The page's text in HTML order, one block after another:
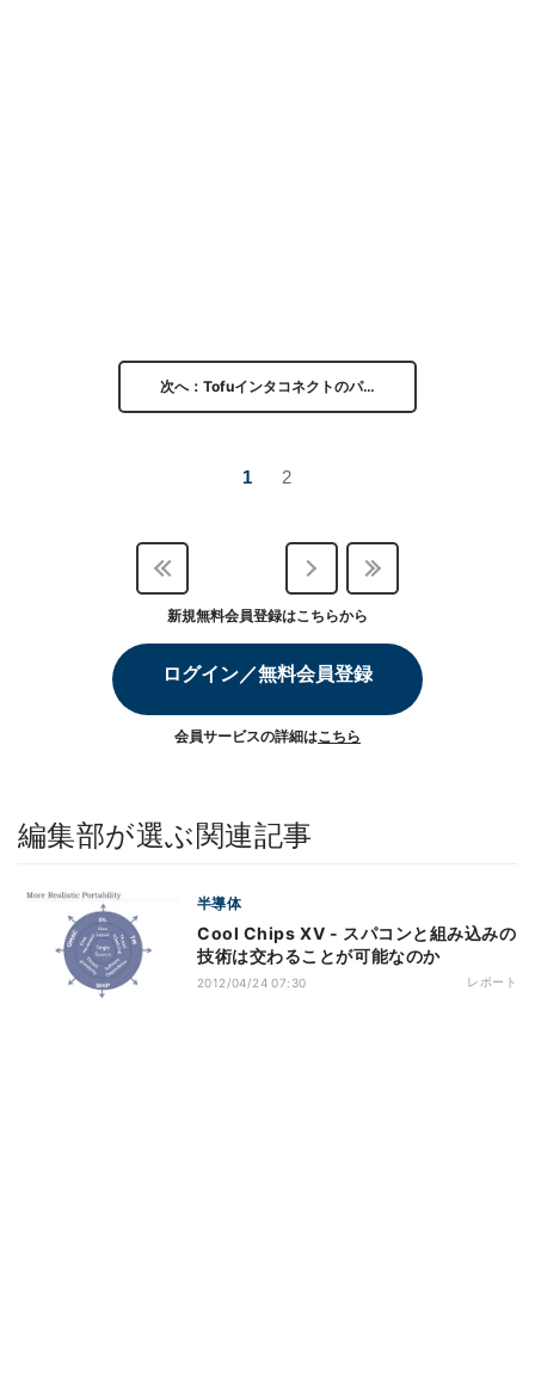
次へ：Tofuインタコネクトのパ…
1 2
新規無料会員登録はこちらから
ログイン／無料会員登録
会員サービスの詳細はこちら
編集部が選ぶ関連記事
半導体
Cool Chips XV - スパコンと組み込みの
技術は交わることが可能なのか
2012/04/24 07:30 レポート